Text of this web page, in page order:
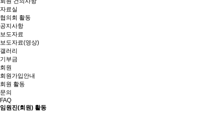
자료실
협의회 활동
공지사항
보도자료
보도자료(영상)
갤러리
기부금
회원
회원가입안내
회원 활동
문의
FAQ
임원진(회원) 활동